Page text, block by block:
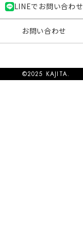
LINEでお問い合わせ
お問い合わせ
©2025 KAJITA.